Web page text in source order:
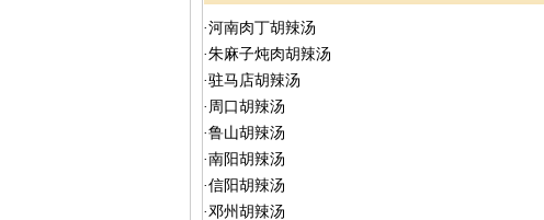
·河南肉丁胡辣汤
·朱麻子炖肉胡辣汤
·驻马店胡辣汤
·周口胡辣汤
·鲁山胡辣汤
·南阳胡辣汤
·信阳胡辣汤
·邓州胡辣汤